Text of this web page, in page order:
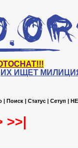
ИХ ИЩЕТ
| Поиск | Статус | Сетуп |
>>|